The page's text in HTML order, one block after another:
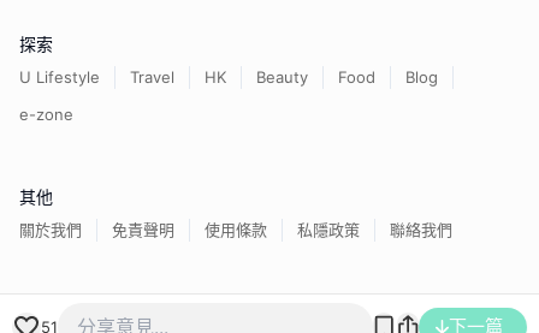
51 下一篇
探索
U Lifestyle Travel HK Beauty Food
Blog
e-zone
其他
關於我們 免責聲明 使用條款 私隱政策 聯絡我們
香港經濟日報版權所有©